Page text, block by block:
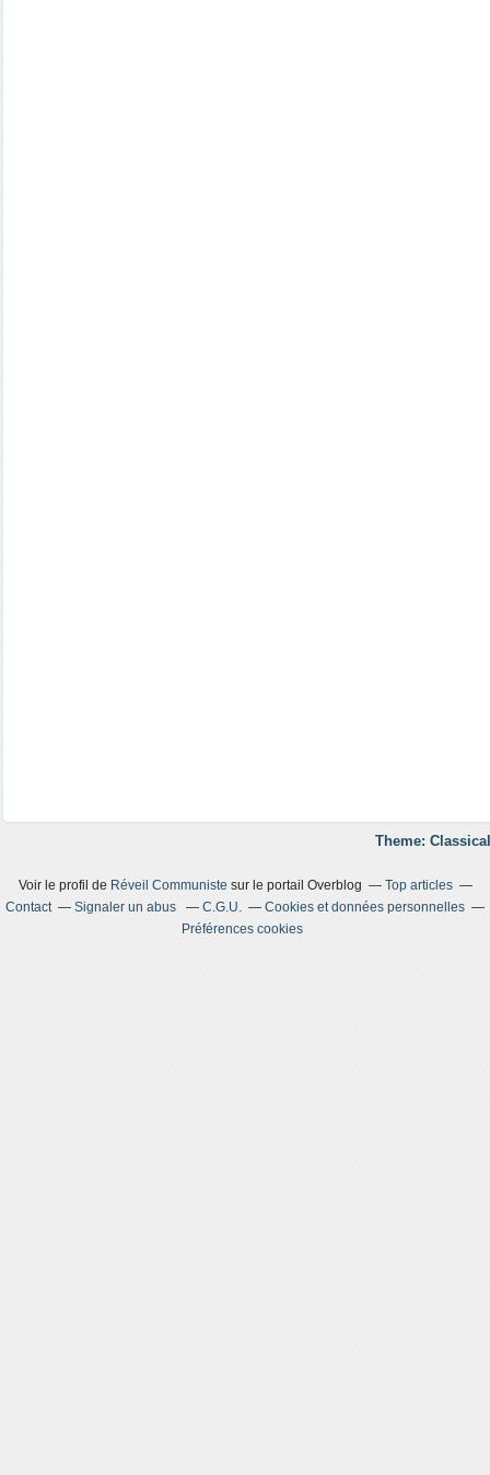
Theme:
Voir le profil de Réveil Communiste sur le portail Overblog
Top articles
Contact
Signaler un abus C.G.U.
Cookies et données personnelles
Préférences cookies